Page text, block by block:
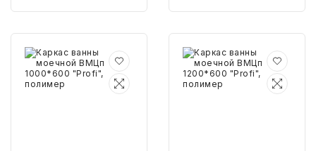
БУМАГА
БЫТОВАЯ И ПРОФ. ХИМИЯ
Каркас
ванны
моечной
ВМЦп
Каркас
ванны
моечной
ВМЦп